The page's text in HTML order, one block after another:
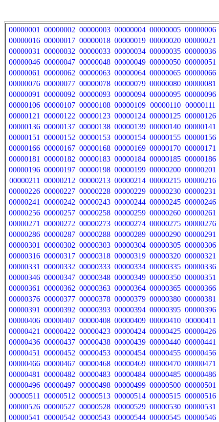
00000001 00000002 00000003 00000004 00000005 00000006
00000016 00000017 00000018 00000019 00000020 00000021
00000031
00000032 00000033 00000034 00000035 00000036
00000046 00000047 00000048 00000049 00000050 00000051
00000061
00000062 00000063 00000064 00000065 00000066
00000076 00000077 00000078 00000079 00000080 00000081
00000091
00000092 00000093 00000094 00000095 00000096
00000106 00000107 00000108 00000109 00000110 00000111
00000121
00000122 00000123 00000124 00000125 00000126
00000136 00000137 00000138 00000139 00000140 00000141
00000151
00000152 00000153 00000154 00000155 00000156
00000166 00000167 00000168 00000169 00000170 00000171
00000181
00000182 00000183 00000184 00000185 00000186
00000196 00000197 00000198 00000199 00000200 00000201
00000211
00000212 00000213 00000214 00000215 00000216
00000226 00000227 00000228 00000229 00000230 00000231
00000241
00000242 00000243 00000244 00000245 00000246
00000256 00000257 00000258 00000259 00000260 00000261
00000271
00000272 00000273 00000274 00000275 00000276
00000286 00000287 00000288 00000289 00000290 00000291
00000301
00000302 00000303 00000304 00000305 00000306
00000316 00000317 00000318 00000319 00000320 00000321
00000331
00000332 00000333 00000334 00000335 00000336
00000346 00000347 00000348 00000349 00000350 00000351
00000361
00000362 00000363 00000364 00000365 00000366
00000376 00000377 00000378 00000379 00000380 00000381
00000391
00000392 00000393 00000394 00000395 00000396
00000406 00000407 00000408 00000409 00000410 00000411
00000421
00000422 00000423 00000424 00000425 00000426
00000436 00000437 00000438 00000439 00000440 00000441
00000451
00000452 00000453 00000454 00000455 00000456
00000466 00000467 00000468 00000469 00000470 00000471
00000481
00000482 00000483 00000484 00000485 00000486
00000496 00000497 00000498 00000499 00000500 00000501
00000511
00000512 00000513 00000514 00000515 00000516
00000526 00000527 00000528 00000529 00000530 00000531
00000541
00000542 00000543 00000544 00000545 00000546